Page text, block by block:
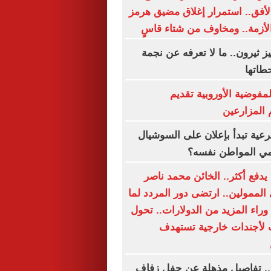
استمرار إغلاق مضيق هرمز
الأزمة.. ومخاوف من شتاء قاسٍ
ثيرون.. ما لا تعرفه عن نجمة
الأوروبية تقديم
تبدأ بإعلان على السوشيال
المواطن نفسه؟
أكثر.. الخائن محمد ناصر
الممولين.. ارتضى دور المردد لما
المزيد من الدولارات.. تحول
خارجية تستهدف
تفاصيل مذهلة عن حفل زفاف